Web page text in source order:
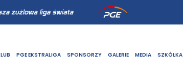
PGE EKSTRALIGA SPONSORZY GALERIE MEDIA SZKÓŁKA